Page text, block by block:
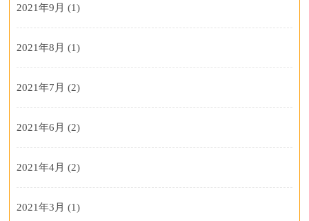
2021年9月 (1)
2021年8月 (1)
2021年7月 (2)
2021年6月 (2)
2021年4月 (2)
2021年3月 (1)